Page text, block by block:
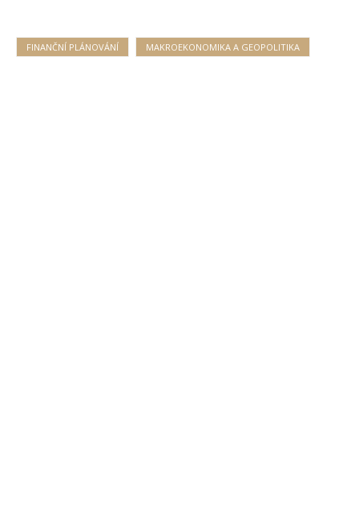
FINANČNÍ PLÁNOVÁNÍ MAKROEKONOMIKA A GEOPOLITIKA